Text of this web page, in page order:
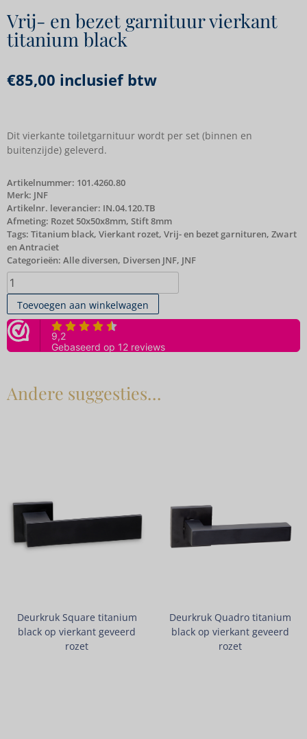
Vrij- en bezet garnituur vierkant
titanium black
€85,00 inclusief btw
Dit vierkante toiletgarnituur wordt per set (binnen en
buitenzijde) geleverd.
Artikelnummer: 101.4260.80
Merk: JNF
Artikelnr. leverancier: IN.04.120.TB
Afmeting: Rozet 50x50x8mm, Stift 8mm
Tags: Titanium black, Vierkant rozet, Vrij- en bezet garnituren, Zwart
en Antraciet
Categorieën: Alle diversen, Diversen JNF, JNF
Toevoegen aan winkelwagen
Andere suggesties…
Deurkruk Square titanium
black op vierkant geveerd
rozet
Deurkruk Quadro titanium
black op vierkant geveerd
rozet